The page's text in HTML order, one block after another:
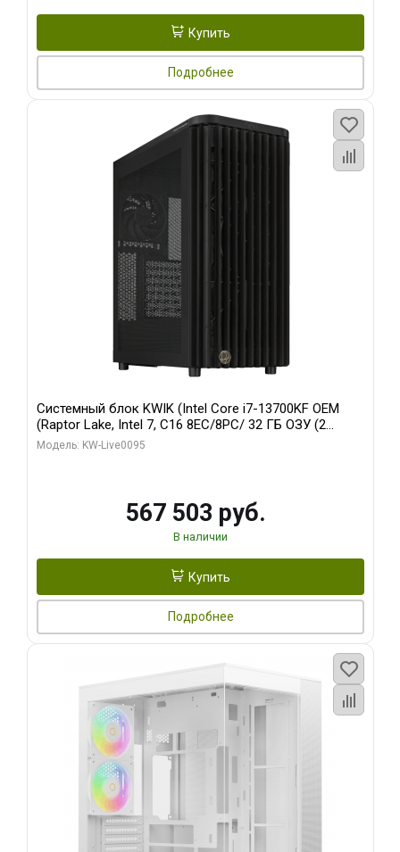
Купить
Подробнее
Системный блок KWIK (Intel Core i7-13700KF OEM
(Raptor Lake, Intel 7, C16 8EC/8PC/ 32 ГБ ОЗУ (2
модуля)/ Afox RTX4090 24GB GDDR6X 384-Bit 3xDP
Модель: KW-Live0095
567 503 руб.
В наличии
Купить
Подробнее